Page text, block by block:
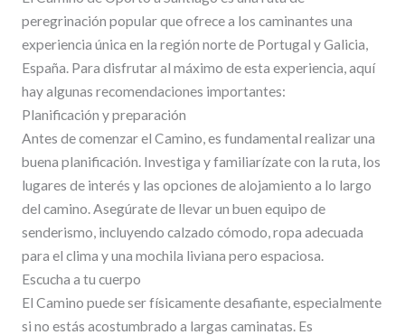
peregrinación popular que ofrece a los caminantes una
experiencia única en la región norte de Portugal y Galicia,
España. Para disfrutar al máximo de esta experiencia, aquí
hay algunas recomendaciones importantes:
Planificación y preparación
Antes de comenzar el Camino, es fundamental realizar una
buena planificación. Investiga y familiarízate con la ruta, los
lugares de interés y las opciones de alojamiento a lo largo
del camino. Asegúrate de llevar un buen equipo de
senderismo, incluyendo calzado cómodo, ropa adecuada
para el clima y una mochila liviana pero espaciosa.
Escucha a tu cuerpo
El Camino puede ser físicamente desafiante, especialmente
si no estás acostumbrado a largas caminatas. Es